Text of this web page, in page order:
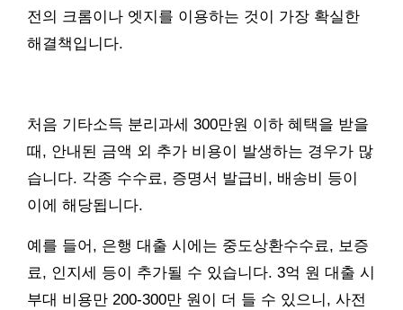
전의 크롬이나 엣지를 이용하는 것이 가장 확실한
해결책입니다.
처음 기타소득 분리과세 300만원 이하 혜택을 받을
때, 안내된 금액 외 추가 비용이 발생하는 경우가 많
습니다. 각종 수수료, 증명서 발급비, 배송비 등이
이에 해당됩니다.
예를 들어, 은행 대출 시에는 중도상환수수료, 보증
료, 인지세 등이 추가될 수 있습니다. 3억 원 대출 시
부대 비용만 200-300만 원이 더 들 수 있으니, 사전